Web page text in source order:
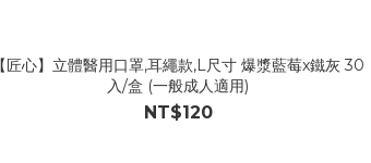
【匠心】立體醫用口罩,耳繩款,L尺寸 爆漿藍莓x鐵灰 30
入/盒 (一般成人適用)
NT$120